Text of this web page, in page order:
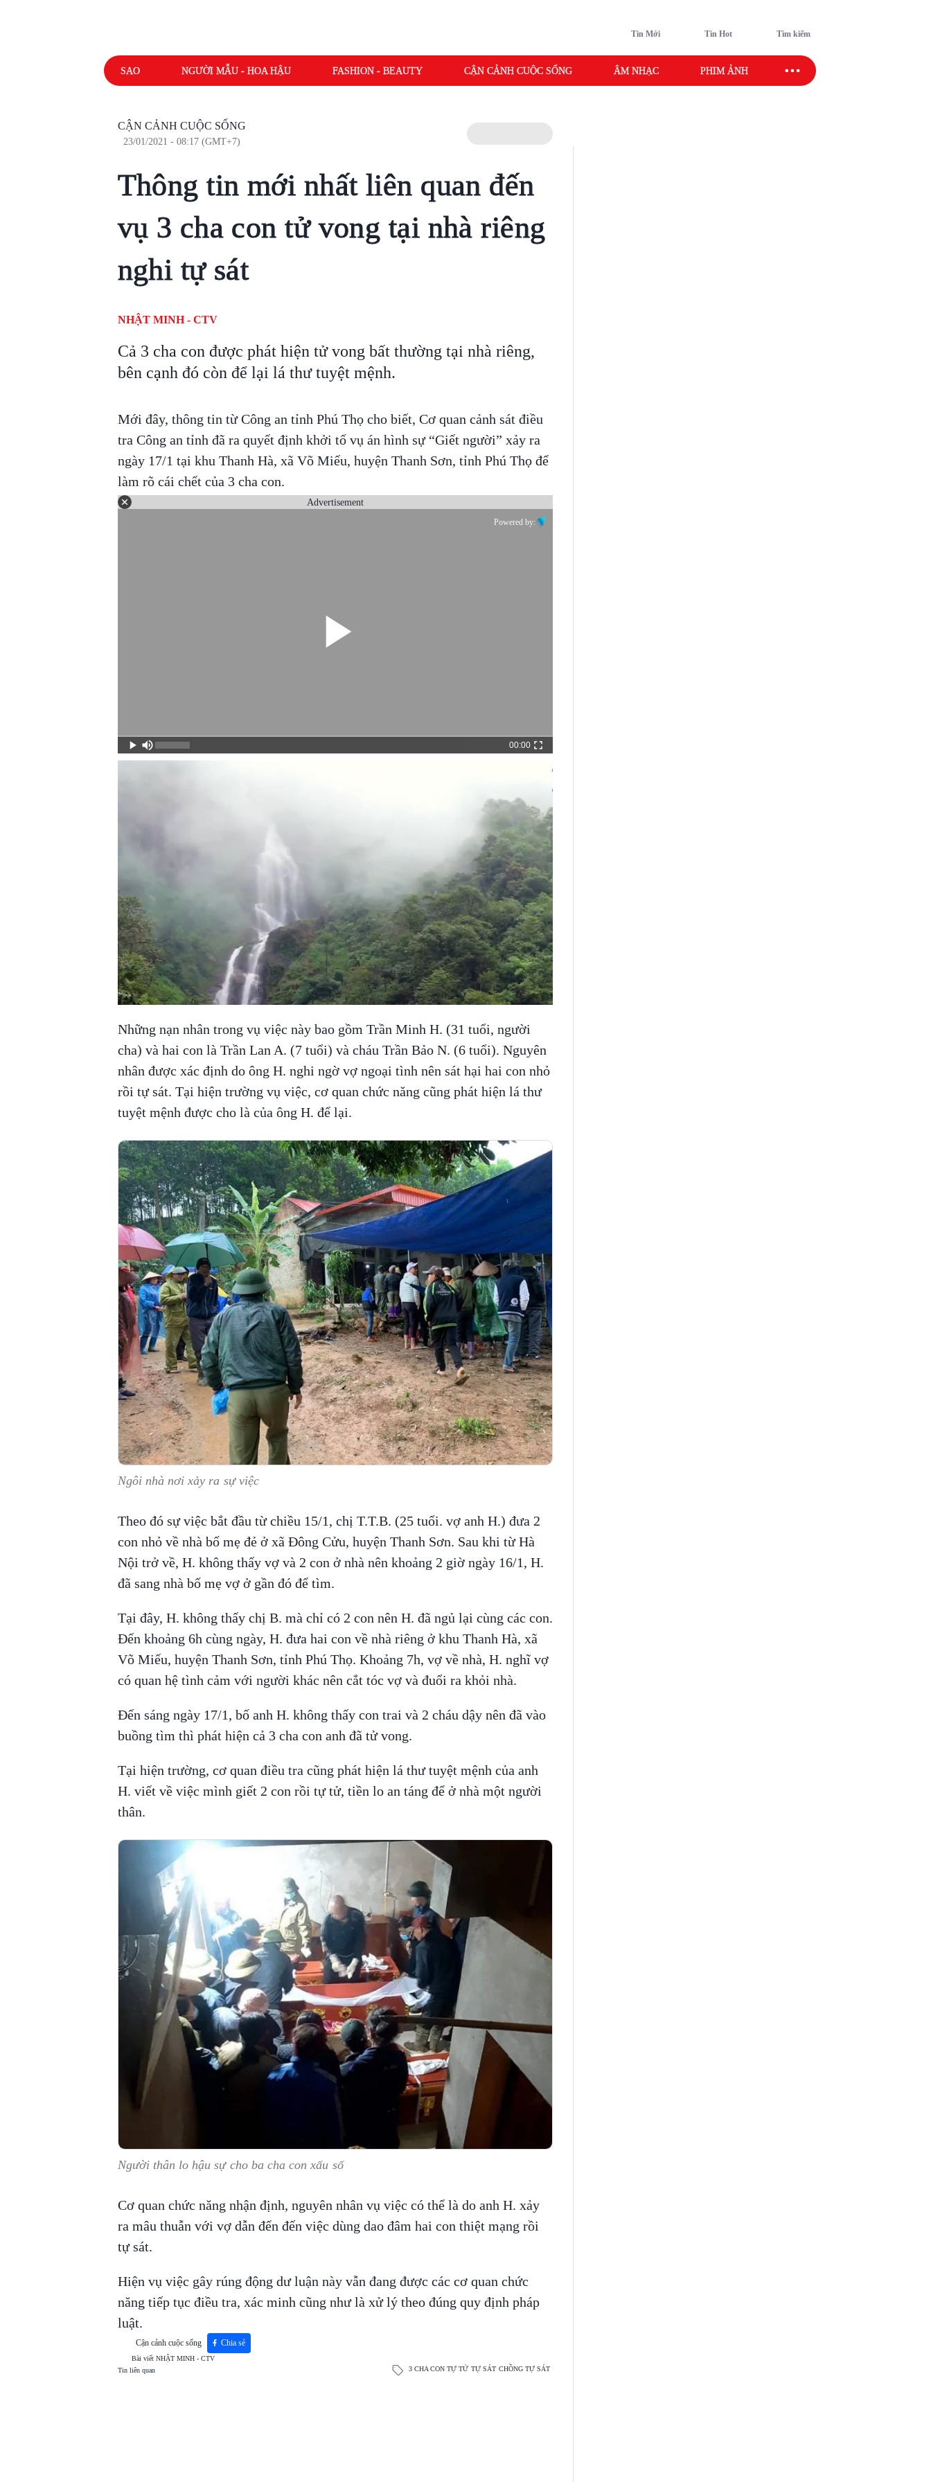
Tin Mới Tin Hot Tìm kiếm
SAO NGƯỜI MẪU - HOA HẬU FASHION - BEAUTY CẬN CẢNH CUỘC SỐNG ÂM NHẠC PHIM ẢNH SAO SPORT
CẬN CẢNH CUỘC SỐNG
23/01/2021 - 08:17 (GMT+7)
Thông tin mới nhất liên quan đến
vụ 3 cha con tử vong tại nhà riêng
nghi tự sát
NHẬT MINH - CTV
Cả 3 cha con được phát hiện tử vong bất thường tại nhà riêng,
bên cạnh đó còn để lại lá thư tuyệt mệnh.
Mới đây, thông tin từ Công an tỉnh Phú Thọ cho biết, Cơ quan cảnh sát điều
tra Công an tỉnh đã ra quyết định khởi tố vụ án hình sự “Giết người” xảy ra
ngày 17/1 tại khu Thanh Hà, xã Võ Miếu, huyện Thanh Sơn, tỉnh Phú Thọ để
làm rõ cái chết của 3 cha con.
Advertisement
Powered by:
00:00
Những nạn nhân trong vụ việc này bao gồm Trần Minh H. (31 tuổi, người
cha) và hai con là Trần Lan A. (7 tuổi) và cháu Trần Bảo N. (6 tuổi). Nguyên
nhân được xác định do ông H. nghi ngờ vợ ngoại tình nên sát hại hai con nhỏ
rồi tự sát. Tại hiện trường vụ việc, cơ quan chức năng cũng phát hiện lá thư
tuyệt mệnh được cho là của ông H. để lại.
Ngôi nhà nơi xảy ra sự việc
Theo đó sự việc bắt đầu từ chiều 15/1, chị T.T.B. (25 tuổi. vợ anh H.) đưa 2
con nhỏ về nhà bố mẹ đẻ ở xã Đông Cửu, huyện Thanh Sơn. Sau khi từ Hà
Nội trở về, H. không thấy vợ và 2 con ở nhà nên khoảng 2 giờ ngày 16/1, H.
đã sang nhà bố mẹ vợ ở gần đó để tìm.
Tại đây, H. không thấy chị B. mà chỉ có 2 con nên H. đã ngủ lại cùng các con.
Đến khoảng 6h cùng ngày, H. đưa hai con về nhà riêng ở khu Thanh Hà, xã
Võ Miếu, huyện Thanh Sơn, tỉnh Phú Thọ. Khoảng 7h, vợ về nhà, H. nghĩ vợ
có quan hệ tình cảm với người khác nên cắt tóc vợ và đuổi ra khỏi nhà.
Đến sáng ngày 17/1, bố anh H. không thấy con trai và 2 cháu dậy nên đã vào
buồng tìm thì phát hiện cả 3 cha con anh đã tử vong.
Tại hiện trường, cơ quan điều tra cũng phát hiện lá thư tuyệt mệnh của anh
H. viết về việc mình giết 2 con rồi tự tử, tiền lo an táng để ở nhà một người
thân.
Người thân lo hậu sự cho ba cha con xấu số
Cơ quan chức năng nhận định, nguyên nhân vụ việc có thể là do anh H. xảy
ra mâu thuẫn với vợ dẫn đến đến việc dùng dao đâm hai con thiệt mạng rồi
tự sát.
Hiện vụ việc gây rúng động dư luận này vẫn đang được các cơ quan chức
năng tiếp tục điều tra, xác minh cũng như là xử lý theo đúng quy định pháp
luật.
Cận cảnh cuộc sống Chia sẻ
Bài viết NHẬT MINH - CTV
Tin liên quan
3 CHA CON TỰ TỬ TỰ SÁT CHỒNG TỰ SÁT